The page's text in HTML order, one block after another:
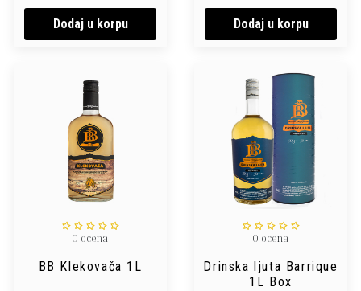
Dodaj u korpu Dodaj u korpu
0 ocena
BB Klekovača 1L
0 ocena
Drinska ljuta Barrique
1L Box